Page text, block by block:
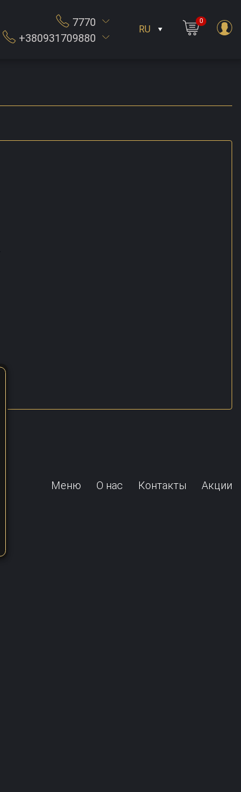
7770
+380931709880
RU
0
Меню О нас Контакты Акции